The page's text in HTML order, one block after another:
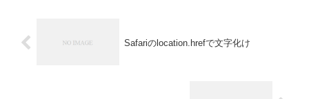
Safariのlocation.hrefで文字化け